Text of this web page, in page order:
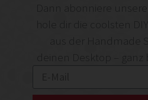
deinen Desktop – ganz